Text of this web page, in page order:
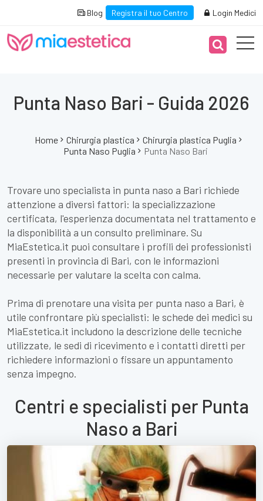
Blog Registra il tuo Centro Login Medici
Punta Naso Bari - Guida 2026
Home Chirurgia plastica
Chirurgia plastica Puglia
Punta Naso Puglia
Punta Naso Bari
Trovare uno specialista in punta naso a Bari richiede
attenzione a diversi fattori: la specializzazione
certificata, l'esperienza documentata nel trattamento e
la disponibilità a un consulto preliminare. Su
MiaEstetica.it puoi consultare i profili dei professionisti
presenti in provincia di Bari, con le informazioni
necessarie per valutare la scelta con calma.
Prima di prenotare una visita per punta naso a Bari, è
utile confrontare più specialisti: le schede dei medici su
MiaEstetica.it includono la descrizione delle tecniche
utilizzate, le sedi di ricevimento e i contatti diretti per
richiedere informazioni o fissare un appuntamento
senza impegno.
Centri e specialisti per Punta
Naso a Bari